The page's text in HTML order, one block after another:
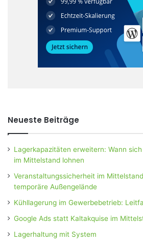
Neueste Beiträge
Lagerkapazitäten erweitern: Wann
im Mittelstand lohnen
Veranstaltungssicherheit im
temporäre Außengelände
Kühllagerung im Gewerbebetrieb:
Google Ads statt Kaltakquise im
Lagerhaltung mit System